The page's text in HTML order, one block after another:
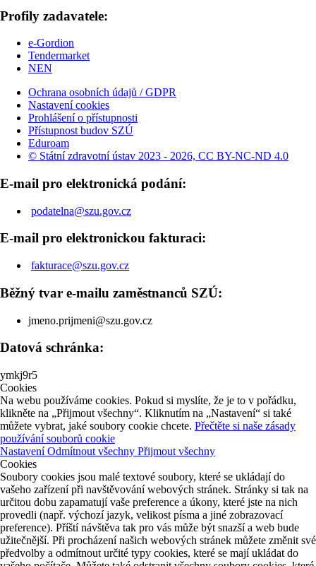
Profily zadavatele:
e-Gordion
Tendermarket
NEN
Ochrana osobních údajů / GDPR
Nastavení cookies
Prohlášení o přístupnosti
Přístupnost budov SZÚ
Eduroam
© Státní zdravotní ústav 2023 - 2026, CC BY-NC-ND 4.0
E-mail pro elektronická podání:
podatelna@szu.gov.cz
E-mail pro elektronickou fakturaci:
fakturace@szu.gov.cz
Běžný tvar e-mailu zaměstnanců SZÚ:
jmeno.prijmeni@szu.gov.cz
Datová schránka:
ymkj9r5
Cookies
Na webu používáme cookies. Pokud si myslíte, že je to v pořádku,
klikněte na „Přijmout všechny“. Kliknutím na „Nastavení“ si také
můžete vybrat, jaké soubory cookie chcete. Přečtěte si naše zásady
používání souborů cookie
NastaveníOdmítnout všechny Přijmout všechny
Cookies
Soubory cookies jsou malé textové soubory, které se ukládají do
vašeho zařízení při navštěvování webových stránek. Stránky si tak na
určitou dobu zapamatují vaše preference a úkony, které jste na nich
provedli (např. výchozí jazyk, velikost písma a jiné zobrazovací
preference). Příští návštěva tak pro vás může být snazší a web bude
užitečnější. Při procházení našich webových stránek můžete změnit své
předvolby a odmítnout určité typy cookies, které se mají ukládat do